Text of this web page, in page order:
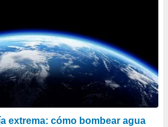
extrema: cómo bombear agua